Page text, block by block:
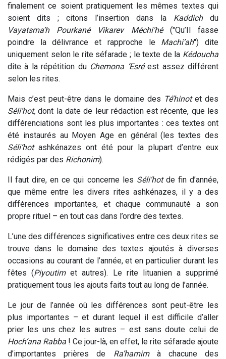
finalement ce soient pratiquement les mêmes textes qui
soient dits ; citons l’insertion dans la Kaddichdu
Vayatsma’h Pourkané Vikarev Méchi’hé("Qu’Il fasse
poindre la délivrance et rapproche le Machi’ah") dite
uniquement selon le rite séfarade ; le texte de la Kédoucha
dite à la répétition du Chemona ‘Esréest assez différent
selon les rites.
Mais c’est peut-être dans le domaine des Té’hinot et des
Séli’hot, dont la date de leur rédaction est récente, que les
différenciations sont les plus importantes : ces textes ont
été instaurés au Moyen Age en général (les textes des
Séli’hot ashkénazes ont été pour la plupart d’entre eux
rédigés par des Richonim).
Il faut dire, en ce qui concerne les Séli’hot de fin d’année,
que même entre les divers rites ashkénazes, il y a des
différences importantes, et chaque communauté a son
propre rituel – en tout cas dans l’ordre des textes.
L’une des différences significatives entre ces deux rites se
trouve dans le domaine des textes ajoutés à diverses
occasions au courant de l’année, et en particulier durant les
fêtes (Piyoutimet autres). Le rite lituanien a supprimé
pratiquement tous les ajouts faits tout au long de l’année.
Le jour de l’année où les différences sont peut-être les
plus importantes – et durant lequel il est difficile d’aller
prier les uns chez les autres – est sans doute celui de
Hoch’ana Rabba ! Ce jour-là, en effet, le rite séfarade ajoute
d’importantes prières de Ra’hamimà chacune des